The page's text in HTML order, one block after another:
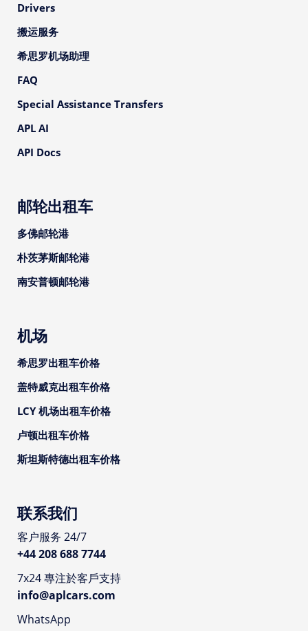
Drivers
搬运服务
希思罗机场助理
FAQ
Special Assistance Transfers
APL AI
API Docs
邮轮出租车
多佛邮轮港
朴茨茅斯邮轮港
南安普顿邮轮港
机场
希思罗出租车价格
盖特威克出租车价格
LCY 机场出租车价格
卢顿出租车价格
斯坦斯特德出租车价格
联系我们
客户服务 24/7
+44 208 688 7744
7x24 專注於客戶支持
info@aplcars.com
WhatsApp